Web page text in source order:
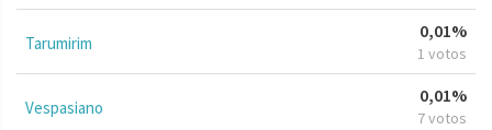
Tarumirim
0,01%
1 votos
Vespasiano
0,01%
7 votos